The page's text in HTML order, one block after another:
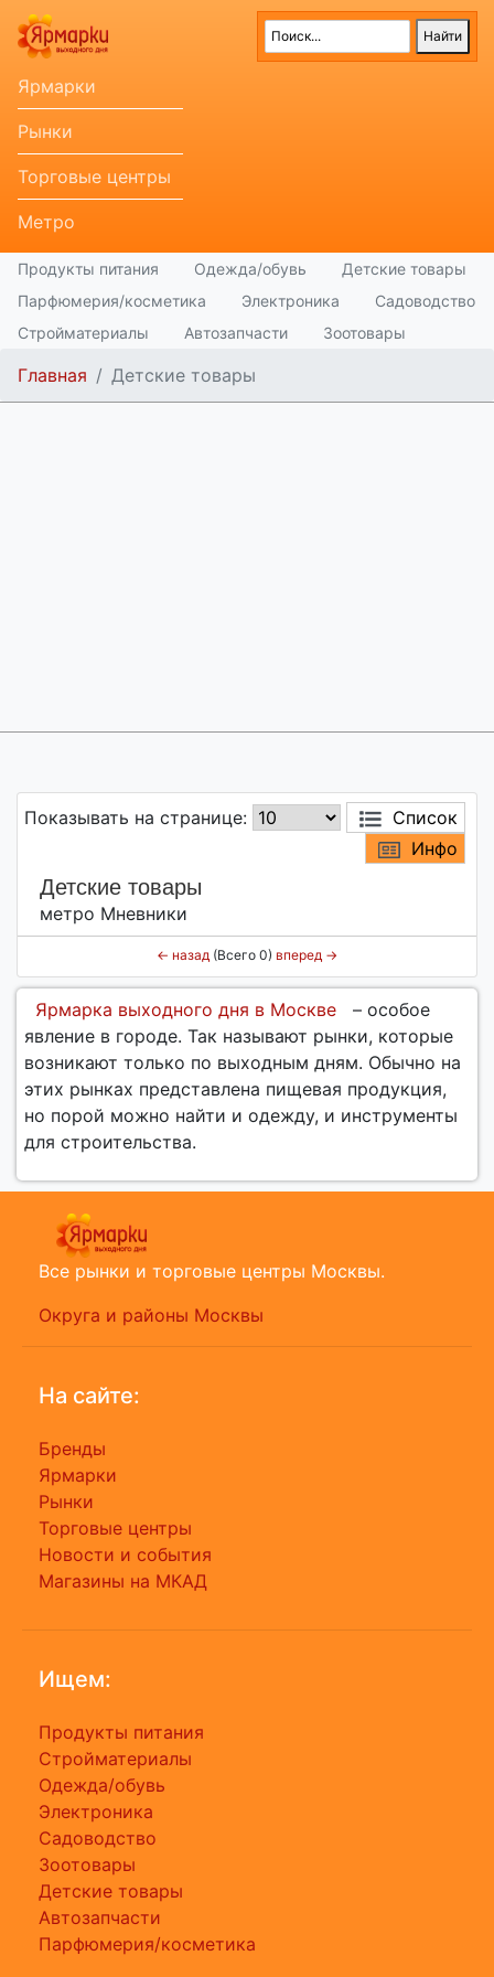
Ярмарки
Рынки
Торговые центры
Метро
Продукты питания Одежда/обувь
Детские товары
Парфюмерия/косметика
Электроника
Садоводство
Стройматериалы
Автозапчасти Зоотовары
Главная Детские товары
Показывать на странице:
Список
Инфо
Детские товары
метро Мневники
← назад (Всего 0) вперед →
Ярмарка выходного дня в Москве
– особое
явление в городе. Так называют рынки, которые
возникают только по выходным дням. Обычно на
этих рынках представлена пищевая продукция,
но порой можно найти и одежду, и инструменты
для строительства.
Все рынки и торговые центры Москвы.
Округа и районы Москвы
На сайте:
Бренды
Ярмарки
Рынки
Торговые центры
Новости и события
Магазины на МКАД
Ищем:
Продукты питания
Стройматериалы
Одежда/обувь
Электроника
Садоводство
Зоотовары
Детские товары
Автозапчасти
Парфюмерия/косметика